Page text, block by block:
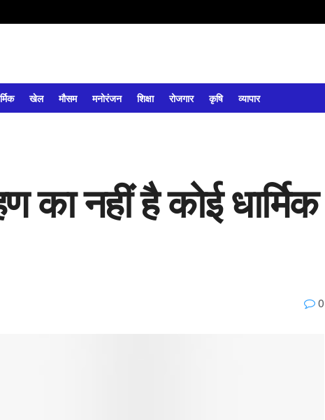
खेल मौसम मनोरंजन शिक्षा रोजगार कृषि व्यापार
का नहीं है कोई धार्मिक
0